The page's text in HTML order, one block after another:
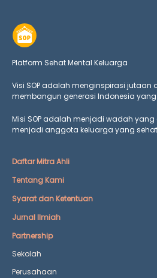
Platform Sehat Mental Keluarga
Visi SOP adalah menginspirasi jutaan
membangun generasi Indonesia yang
Misi SOP adalah menjadi wadah
menjadi anggota keluarga yang
Daftar Mitra Ahli
Tentang Kami
Syarat dan Ketentuan
Jurnal Ilmiah
Partnership
Sekolah
Perusahaan